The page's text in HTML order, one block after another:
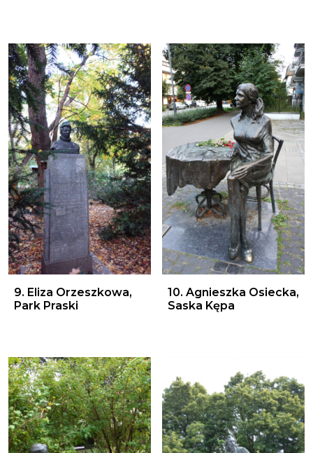
9. Eliza Orzeszkowa,
Park Praski
10. Agnieszka Osiecka,
Saska Kępa